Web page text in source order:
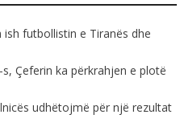
futbollistin e Tiranës dhe
Çeferin ka përkrahjen e plotë
udhëtojmë për një rezultat